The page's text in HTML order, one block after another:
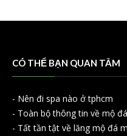
CÓ THỂ BẠN QUAN TÂM
- Nên đi spa nào ở tphcm
- Toàn bộ thông tin về mộ
- Tất tần tật về lăng mộ đá